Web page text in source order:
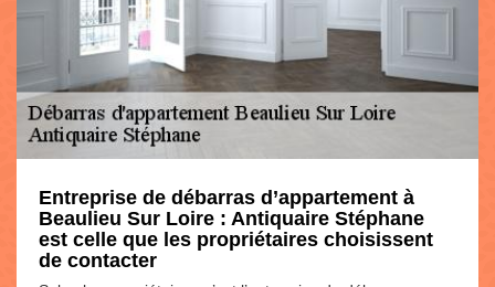
Entreprise de débarras d’appartement à
Beaulieu Sur Loire : Antiquaire Stéphane
est celle que les propriétaires choisissent
de contacter